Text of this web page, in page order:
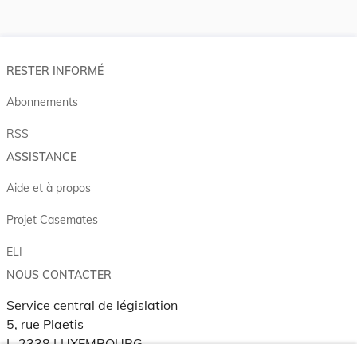
RESTER INFORMÉ
Abonnements
RSS
ASSISTANCE
Aide et à propos
Projet Casemates
ELI
NOUS CONTACTER
Service central de législation
5, rue Plaetis